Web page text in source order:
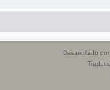
Desarrollado por